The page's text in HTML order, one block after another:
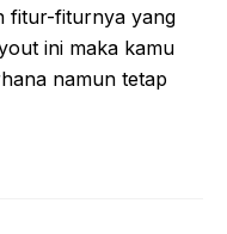
fitur-fiturnya yang
ini maka kamu
namun tetap